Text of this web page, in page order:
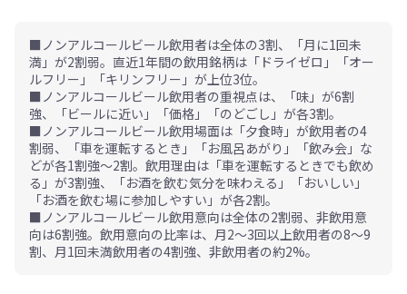
■ノンアルコールビール飲用者は全体の3割、「月に1回未
満」が2割弱。直近1年間の飲用銘柄は「ドライゼロ」「オー
ルフリー」「キリンフリー」が上位3位。
■ノンアルコールビール飲用者の重視点は、「味」が6割
強、「ビールに近い」「価格」「のどごし」が各3割。
■ノンアルコールビール飲用場面は「夕食時」が飲用者の4
割弱、「車を運転するとき」「お風呂あがり」「飲み会」な
どが各1割強～2割。飲用理由は「車を運転するときでも飲め
る」が3割強、「お酒を飲む気分を味わえる」「おいしい」
「お酒を飲む場に参加しやすい」が各2割。
■ノンアルコールビール飲用意向は全体の2割弱、非飲用意
向は6割強。飲用意向の比率は、月2～3回以上飲用者の8～9
割、月1回未満飲用者の4割強、非飲用者の約2%。